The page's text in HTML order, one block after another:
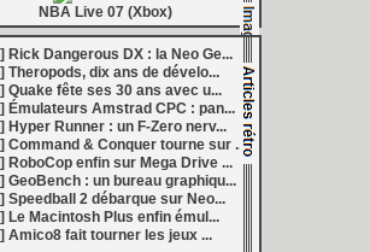
[
LS] [PS5] ShadowMountPlus 1.7alpha5 optimise les performances et introduit un contrôle ventilateur
[
GK] Call of Duty : un site rend hommage aux furieux salons de chat de l'ère Modern Warfare et Black Ops
[
GK] Mémoire cash - Final Fantasy Crystal Chronicles, une exclusivité GameCube avant tout symbolique
avance bien
sur Amiga
la fois
[
GK] Mémoire cash - Dead Rising reste l'une des meilleures incarnations de l'esprit Xbox 360
[
GK] Ubisoft, Capcom, Take-Two : l'arrêt des jeux PlayStation sur disque n'émeut aucun grand éditeur
dernier extraction slasher fantasy
des combats plus verticaux
licencie déjà
14.00 bêta
NBA Live 07 (Xbox)
Rick Dangerous DX : la Neo Ge...
Theropods, dix ans de dévelo...
Quake fête ses 30 ans avec u...
Émulateurs Amstrad CPC : pan...
Hyper Runner : un F-Zero nerv...
Command & Conquer tourne sur ...
RoboCop enfin sur Mega Drive ...
GeoBench : un bureau graphiqu...
Speedball 2 débarque sur Neo...
Le Macintosh Plus enfin émul...
Amico8 fait tourner les jeux ...